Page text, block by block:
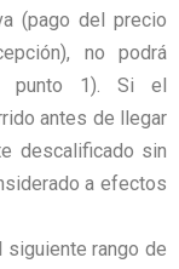
(pago del precio
no podrá
punto 1). Si el
antes de llegar
descalificado sin
a efectos
rango de